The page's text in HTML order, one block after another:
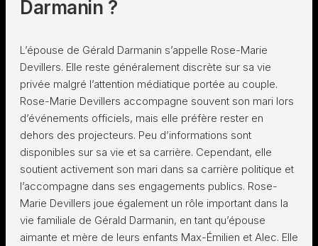
Darmanin ?
L’épouse de Gérald Darmanin s’appelle Rose-Marie
Devillers. Elle reste généralement discrète sur sa vie
privée malgré l’attention médiatique portée au couple.
Rose-Marie Devillers accompagne souvent son mari lors
d’événements officiels, mais elle préfère rester en
dehors des projecteurs. Peu d’informations sont
disponibles sur sa vie et sa carrière. Cependant, elle
soutient activement son mari dans sa carrière politique et
l’accompagne dans ses engagements publics. Rose-
Marie Devillers joue également un rôle important dans la
vie familiale de Gérald Darmanin, en tant qu’épouse
aimante et mère de leurs enfants Max-Émilien et Alec. Elle